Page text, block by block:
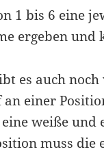
1 bis 6 eine
ergeben und
es auch
einer
eine weiße
muss die